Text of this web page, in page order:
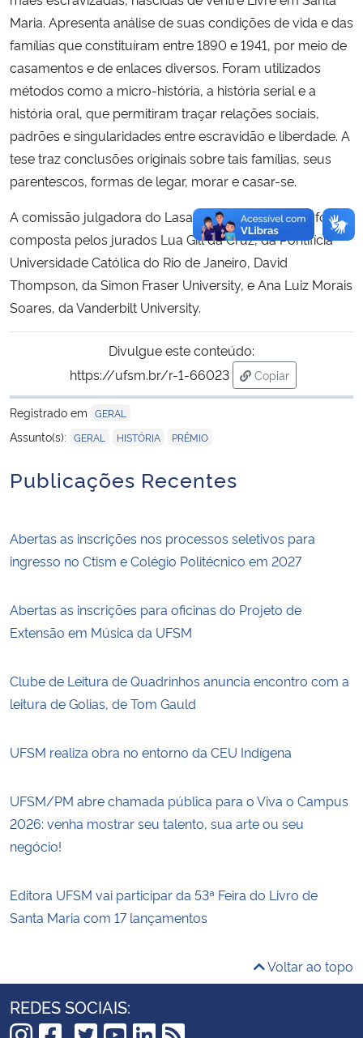
Maria. Apresenta análise de suas condições de vida e das
famílias que constituíram entre 1890 e 1941, por meio de
casamentos e de enlaces diversos. Foram utilizados
métodos como a micro-história, a história serial e a
história oral, que permitiram traçar relações sociais,
padrões e singularidades entre escravidão e liberdade. A
tese traz conclusões originais sobre tais famílias, seus
parentescos, formas de legar, morar e casar-se.
A comissão julgadora do Lasa Brazil Awards 2024 foi
composta pelos jurados Lua Gill da Cruz, da Pontifícia
Universidade Católica do Rio de Janeiro, David
Thompson, da Simon Fraser University, e Ana Luiz Morais
Soares, da Vanderbilt University.
Divulgue este conteúdo:
https://ufsm.br/r-1-66023
Copiar
para área de
Registrado em GERAL
Assunto(s): GERAL HISTÓRIA PRÊMIO
Publicações Recentes
Abertas as inscrições nos processos seletivos para
ingresso no Ctism e Colégio Politécnico em 2027
Abertas as inscrições para oficinas do Projeto de
Extensão em Música da UFSM
Clube de Leitura de Quadrinhos anuncia encontro com a
leitura de Golias, de Tom Gauld
UFSM realiza obra no entorno da CEU Indígena
UFSM/PM abre chamada pública para o Viva o Campus
2026: venha mostrar seu talento, sua arte ou seu
negócio!
Editora UFSM vai participar da 53ª Feira do Livro de
Santa Maria com 17 lançamentos
Voltar ao topo
REDES SOCIAIS: